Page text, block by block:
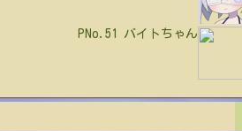
PNo.51 バイトちゃん